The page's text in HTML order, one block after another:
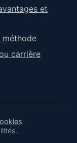
et
méthode
carrière